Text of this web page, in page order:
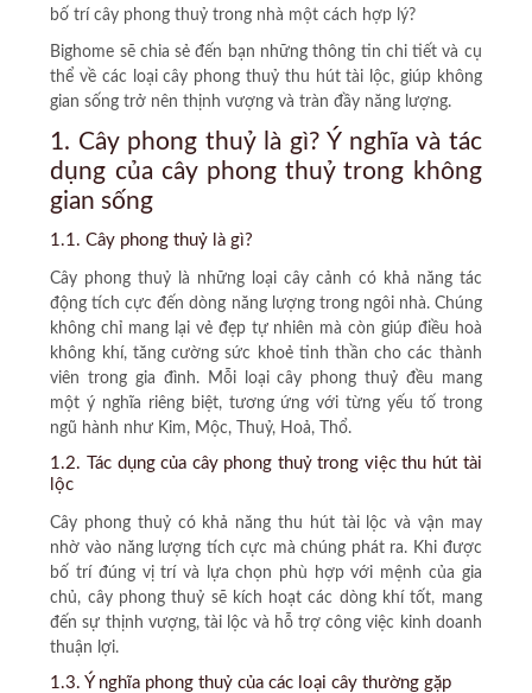
bố trí cây phong thuỷ trong nhà một cách hợp lý?
Bighome sẽ chia sẻ đến bạn những thông tin chi tiết và cụ
thể về các loại cây phong thuỷ thu hút tài lộc, giúp không
gian sống trở nên thịnh vượng và tràn đầy năng lượng.
1. Cây phong thuỷ là gì? Ý nghĩa và tác
dụng của cây phong thuỷ trong không
gian sống
1.1. Cây phong thuỷ là gì?
Cây phong thuỷ là những loại cây cảnh có khả năng tác
động tích cực đến dòng năng lượng trong ngôi nhà. Chúng
không chỉ mang lại vẻ đẹp tự nhiên mà còn giúp điều hoà
không khí, tăng cường sức khoẻ tinh thần cho các thành
viên trong gia đình. Mỗi loại cây phong thuỷ đều mang
một ý nghĩa riêng biệt, tương ứng với từng yếu tố trong
ngũ hành như Kim, Mộc, Thuỷ, Hoả, Thổ.
1.2. Tác dụng của cây phong thuỷ trong việc thu hút tài
lộc
Cây phong thuỷ có khả năng thu hút tài lộc và vận may
nhờ vào năng lượng tích cực mà chúng phát ra. Khi được
bố trí đúng vị trí và lựa chọn phù hợp với mệnh của gia
chủ, cây phong thuỷ sẽ kích hoạt các dòng khí tốt, mang
đến sự thịnh vượng, tài lộc và hỗ trợ công việc kinh doanh
thuận lợi.
1.3. Ý nghĩa phong thuỷ của các loại cây thường gặp